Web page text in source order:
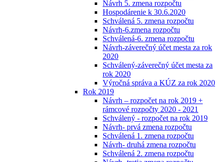
Návrh 5. zmena rozpočtu
Hospodárenie k 30.6.2020
Schválená 5. zmena rozpočtu
Návrh-6.zmena rozpočtu
Schválená-6. zmena rozpočtu
Návrh-záverečný účet mesta za rok
2020
Schválený-záverečný účet mesta za
rok 2020
Výročná správa a KÚZ za rok 2020
Rok 2019
Návrh – rozpočet na rok 2019 +
rámcové rozpočty 2020 - 2021
Schválený - rozpočet na rok 2019
Návrh- prvá zmena rozpočtu
Schválená 1. zmena rozpočtu
Návrh- druhá zmena rozpočtu
Schválená 2. zmena rozpočtu